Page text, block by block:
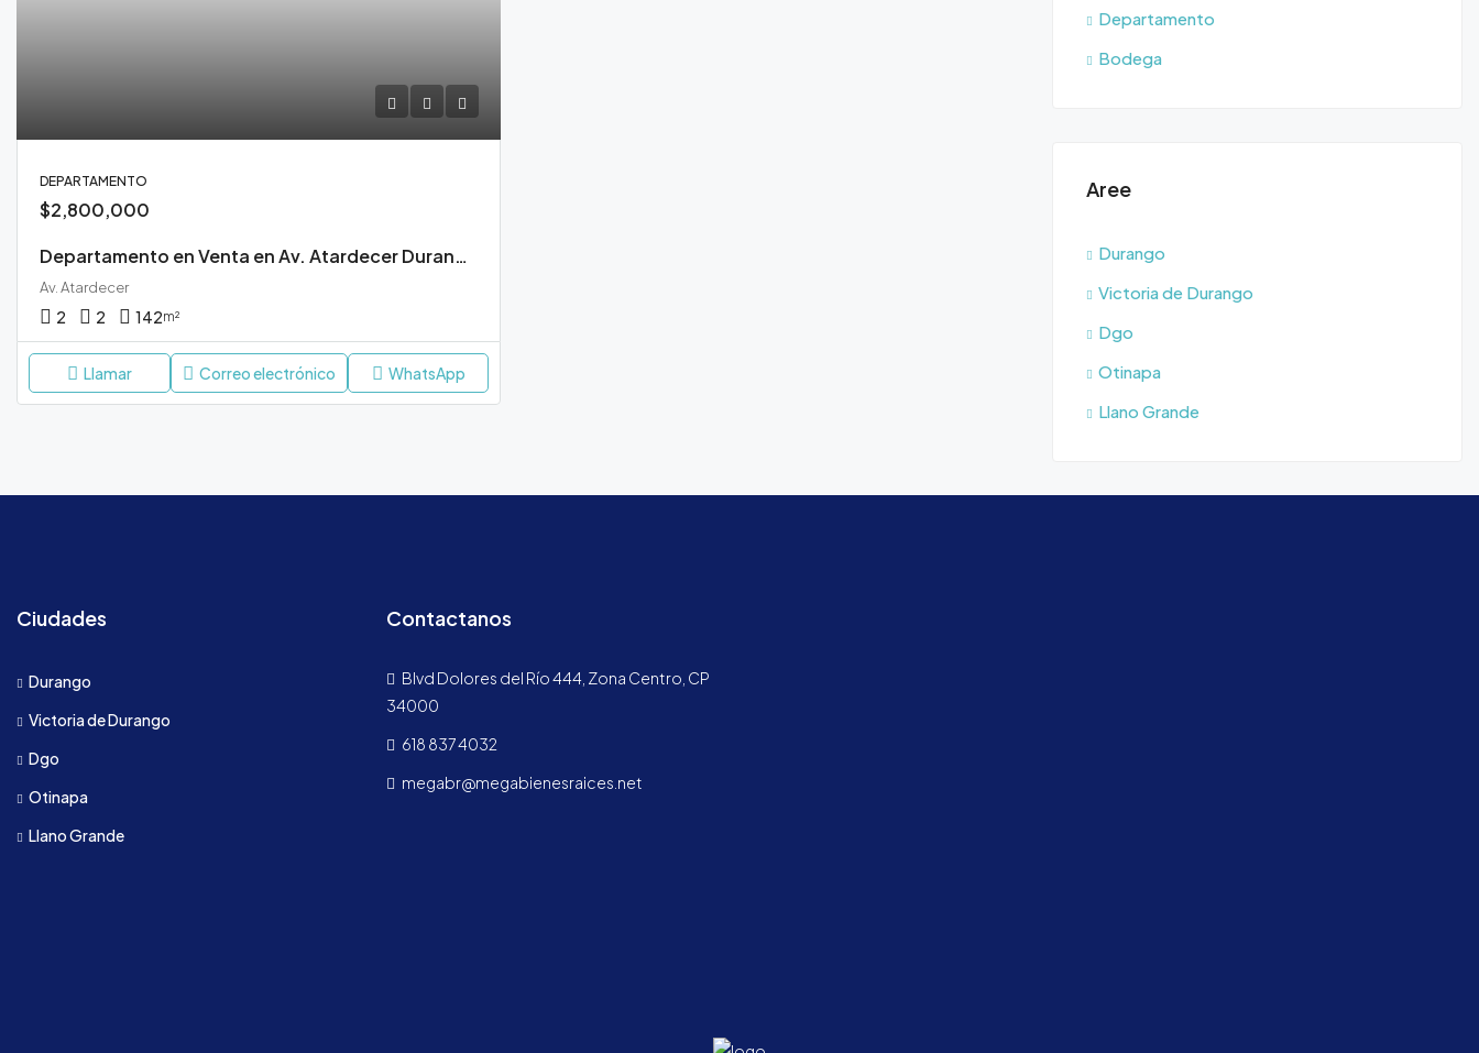
DEPARTAMENTO
$2,800,000
Departamento en Venta en Av. Atardecer Durango
Av. Atardecer
2 2 142m²
Llamar Correo electrónico WhatsApp
Departamento
Bodega
Aree
Durango
Victoria de Durango
Dgo
Otinapa
Llano Grande
Ciudades
Durango
Victoria de Durango
Dgo
Otinapa
Llano Grande
Contactanos
Blvd Dolores del Río 444, Zona Centro, CP
34000
618 837 4032
megabr@megabienesraices.net